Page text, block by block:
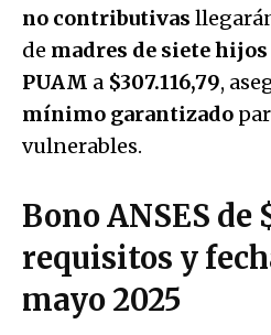
no contributivas
de madres de siete hijos
PUAM a $307.116,79,
mínimo garantizado
vulnerables.
Bono ANSES de
requisitos y
mayo 2025